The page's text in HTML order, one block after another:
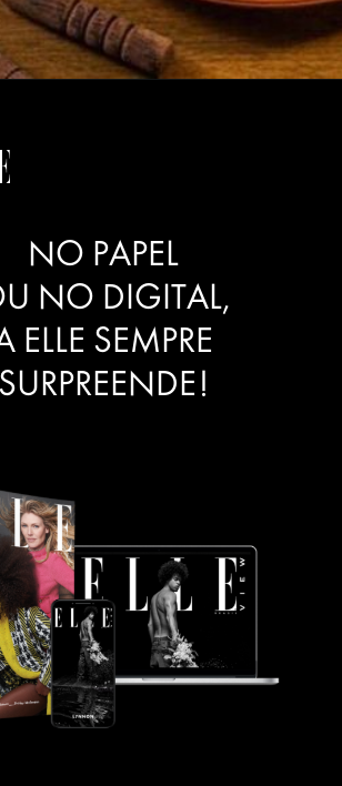
NO PAPEL
NO DIGITAL,
ELLE SEMPRE
SURPREENDE!